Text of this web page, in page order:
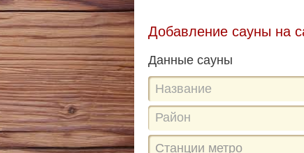
Добавление сауны на
Данные сауны
Район